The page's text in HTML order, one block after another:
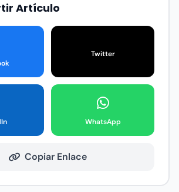
Artículo
Twitter
WhatsApp
Copiar Enlace